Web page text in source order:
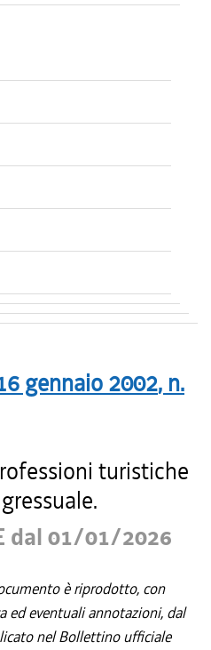
gennaio 2002, n.
turistiche
dal 01/01/2026
è riprodotto, con
ed eventuali annotazioni, dal
nel Bollettino ufficiale